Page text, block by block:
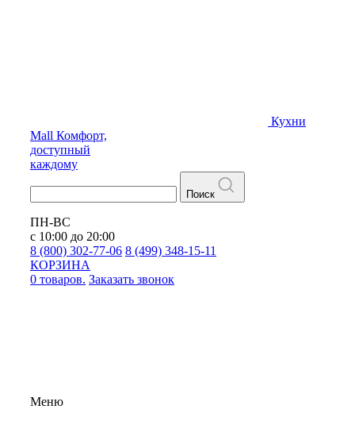
Кухни
Mall Комфорт,
доступный
каждому
Поиск
ПН-ВС
с 10:00 до 20:00
8 (800) 302-77-06 8 (499) 348-15-11
КОРЗИНА
0 товаров. Заказать звонок
Меню